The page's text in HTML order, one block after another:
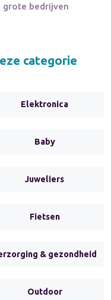
grote bedrijven
categorie
Elektronica
Baby
Juweliers
Fietsen
& gezondheid
Outdoor